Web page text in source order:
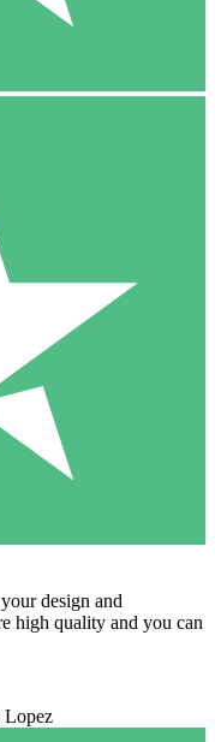
design and
high quality and you can
Lopez